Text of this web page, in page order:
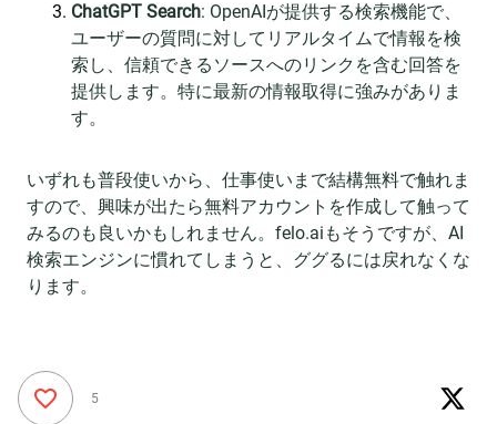
ChatGPT Search: OpenAIが提供する検索機能で、
ユーザーの質問に対してリアルタイムで情報を検
索し、信頼できるソースへのリンクを含む回答を
提供します。特に最新の情報取得に強みがありま
す。
いずれも普段使いから、仕事使いまで結構無料で触れま
すので、興味が出たら無料アカウントを作成して触って
みるのも良いかもしれません。felo.aiもそうですが、AI
検索エンジンに慣れてしまうと、ググるには戻れなくな
ります。
5